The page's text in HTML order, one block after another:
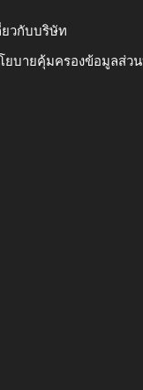
ยวกับบริษัท
ยบายคุ้มครองข้อมูลส่ว